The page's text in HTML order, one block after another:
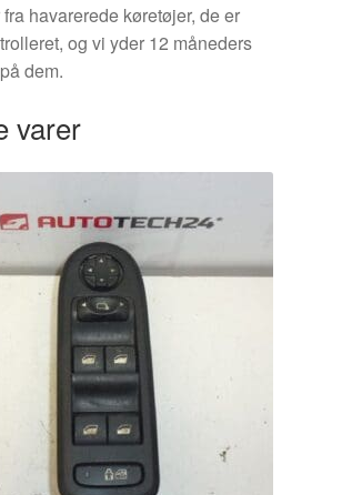
havarerede køretøjer, de er
og vi yder 12 måneders
dem.
varer